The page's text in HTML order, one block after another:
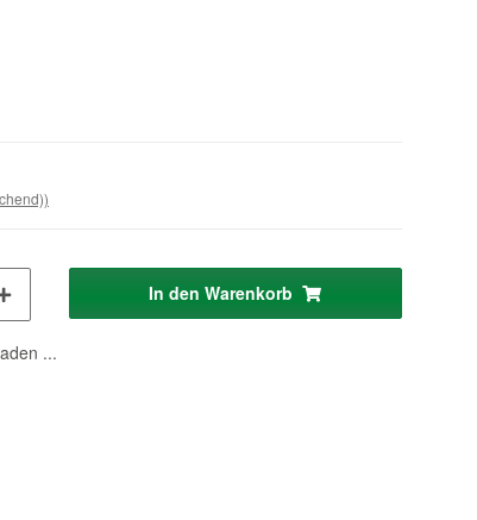
In den Warenkorb
...